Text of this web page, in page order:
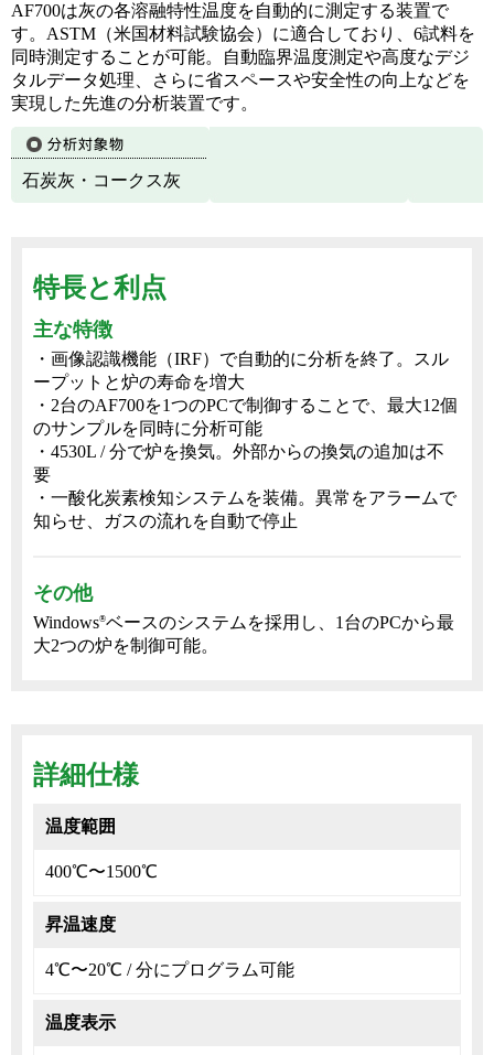
AF700は灰の各溶融特性温度を自動的に測定する装置で
す。ASTM（米国材料試験協会）に適合しており、6試料を
同時測定することが可能。自動臨界温度測定や高度なデジ
タルデータ処理、さらに省スペースや安全性の向上などを
実現した先進の分析装置です。
石炭灰・コークス灰
特長と利点
主な特徴
・画像認識機能（IRF）で自動的に分析を終了。スル
ープットと炉の寿命を増大
・2台のAF700を1つのPCで制御することで、最大12個
のサンプルを同時に分析可能
・4530L / 分で炉を換気。外部からの換気の追加は不
要
・一酸化炭素検知システムを装備。異常をアラームで
知らせ、ガスの流れを自動で停止
その他
Windows®ベースのシステムを採用し、1台のPCから最
大2つの炉を制御可能。
詳細仕様
温度範囲
400℃〜1500℃
昇温速度
4℃〜20℃ / 分にプログラム可能
温度表示